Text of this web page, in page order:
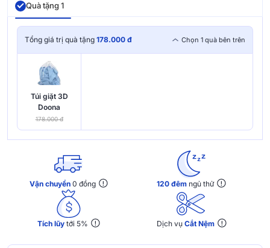
Quà tặng 1
Tổng giá trị quà tặng 178.000 đ Chọn 1 quà bên trên
Túi giặt 3D
Doona
178.000 đ
Vận chuyển 0 đồng 120 đêm ngủ thử
Tích lũy tới 5% Dịch vụ Cắt Nệm